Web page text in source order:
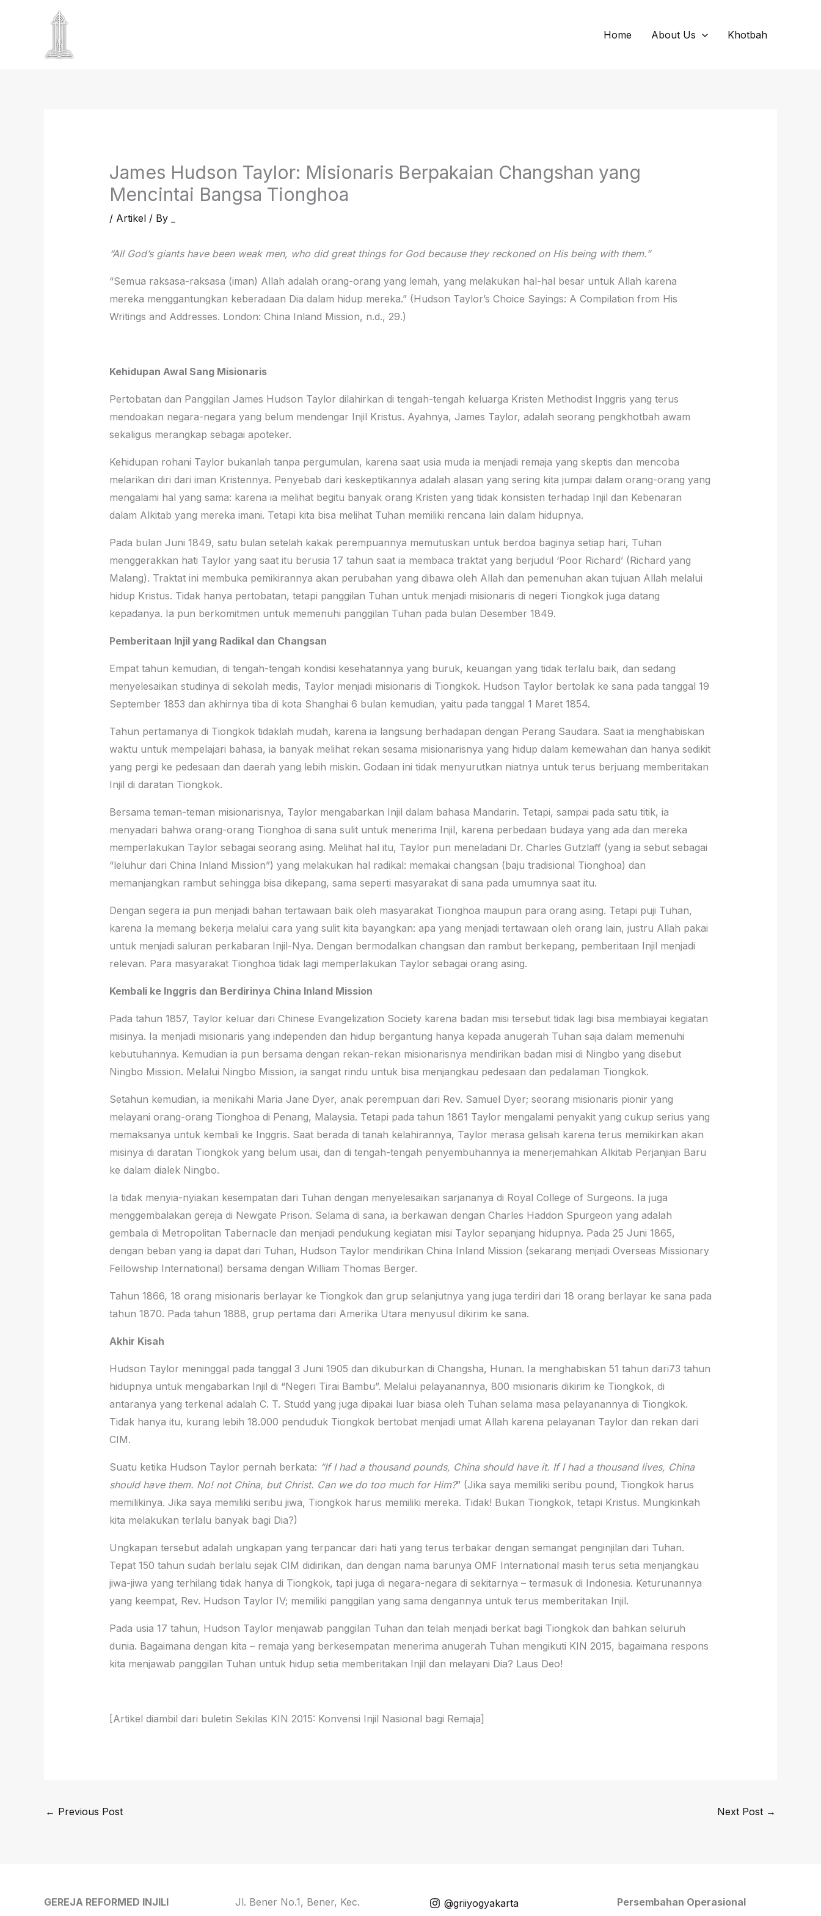
Home About Us Khotbah
James Hudson Taylor: Misionaris Berpakaian Changshan yang
Mencintai Bangsa Tionghoa
/ Artikel/ By
“All God’s giants have been weak men, who did great things for God because they reckoned on His being with them.”
“Semua raksasa-raksasa (iman) Allah adalah orang-orang yang lemah, yang melakukan hal-hal besar untuk Allah karena
mereka menggantungkan keberadaan Dia dalam hidup mereka.” (Hudson Taylor’s Choice Sayings: A Compilation from His
Writings and Addresses. London: China Inland Mission, n.d., 29.)
Kehidupan Awal Sang Misionaris
Pertobatan dan Panggilan James Hudson Taylor dilahirkan di tengah-tengah keluarga Kristen Methodist Inggris yang terus
mendoakan negara-negara yang belum mendengar Injil Kristus. Ayahnya, James Taylor, adalah seorang pengkhotbah awam
sekaligus merangkap sebagai apoteker.
Kehidupan rohani Taylor bukanlah tanpa pergumulan, karena saat usia muda ia menjadi remaja yang skeptis dan mencoba
melarikan diri dari iman Kristennya. Penyebab dari keskeptikannya adalah alasan yang sering kita jumpai dalam orang-orang yang
mengalami hal yang sama: karena ia melihat begitu banyak orang Kristen yang tidak konsisten terhadap Injil dan Kebenaran
dalam Alkitab yang mereka imani. Tetapi kita bisa melihat Tuhan memiliki rencana lain dalam hidupnya.
Pada bulan Juni 1849, satu bulan setelah kakak perempuannya memutuskan untuk berdoa baginya setiap hari, Tuhan
menggerakkan hati Taylor yang saat itu berusia 17 tahun saat ia membaca traktat yang berjudul ‘Poor Richard’ (Richard yang
Malang). Traktat ini membuka pemikirannya akan perubahan yang dibawa oleh Allah dan pemenuhan akan tujuan Allah melalui
hidup Kristus. Tidak hanya pertobatan, tetapi panggilan Tuhan untuk menjadi misionaris di negeri Tiongkok juga datang
kepadanya. Ia pun berkomitmen untuk memenuhi panggilan Tuhan pada bulan Desember 1849.
Pemberitaan Injil yang Radikal dan Changsan
Empat tahun kemudian, di tengah-tengah kondisi kesehatannya yang buruk, keuangan yang tidak terlalu baik, dan sedang
menyelesaikan studinya di sekolah medis, Taylor menjadi misionaris di Tiongkok. Hudson Taylor bertolak ke sana pada tanggal 19
September 1853 dan akhirnya tiba di kota Shanghai 6 bulan kemudian, yaitu pada tanggal 1 Maret 1854.
Tahun pertamanya di Tiongkok tidaklah mudah, karena ia langsung berhadapan dengan Perang Saudara. Saat ia menghabiskan
waktu untuk mempelajari bahasa, ia banyak melihat rekan sesama misionarisnya yang hidup dalam kemewahan dan hanya sedikit
yang pergi ke pedesaan dan daerah yang lebih miskin. Godaan ini tidak menyurutkan niatnya untuk terus berjuang memberitakan
Injil di daratan Tiongkok.
Bersama teman-teman misionarisnya, Taylor mengabarkan Injil dalam bahasa Mandarin. Tetapi, sampai pada satu titik, ia
menyadari bahwa orang-orang Tionghoa di sana sulit untuk menerima Injil, karena perbedaan budaya yang ada dan mereka
memperlakukan Taylor sebagai seorang asing. Melihat hal itu, Taylor pun meneladani Dr. Charles Gutzlaff (yang ia sebut sebagai
“leluhur dari China Inland Mission”) yang melakukan hal radikal: memakai changsan (baju tradisional Tionghoa) dan
memanjangkan rambut sehingga bisa dikepang, sama seperti masyarakat di sana pada umumnya saat itu.
Dengan segera ia pun menjadi bahan tertawaan baik oleh masyarakat Tionghoa maupun para orang asing. Tetapi puji Tuhan,
karena Ia memang bekerja melalui cara yang sulit kita bayangkan: apa yang menjadi tertawaan oleh orang lain, justru Allah pakai
untuk menjadi saluran perkabaran Injil-Nya. Dengan bermodalkan changsan dan rambut berkepang, pemberitaan Injil menjadi
relevan. Para masyarakat Tionghoa tidak lagi memperlakukan Taylor sebagai orang asing.
Kembali ke Inggris dan Berdirinya China Inland Mission
Pada tahun 1857, Taylor keluar dari Chinese Evangelization Society karena badan misi tersebut tidak lagi bisa membiayai kegiatan
misinya. Ia menjadi misionaris yang independen dan hidup bergantung hanya kepada anugerah Tuhan saja dalam memenuhi
kebutuhannya. Kemudian ia pun bersama dengan rekan-rekan misionarisnya mendirikan badan misi di Ningbo yang disebut
Ningbo Mission. Melalui Ningbo Mission, ia sangat rindu untuk bisa menjangkau pedesaan dan pedalaman Tiongkok.
Setahun kemudian, ia menikahi Maria Jane Dyer, anak perempuan dari Rev. Samuel Dyer; seorang misionaris pionir yang
melayani orang-orang Tionghoa di Penang, Malaysia. Tetapi pada tahun 1861 Taylor mengalami penyakit yang cukup serius yang
memaksanya untuk kembali ke Inggris. Saat berada di tanah kelahirannya, Taylor merasa gelisah karena terus memikirkan akan
misinya di daratan Tiongkok yang belum usai, dan di tengah-tengah penyembuhannya ia menerjemahkan Alkitab Perjanjian Baru
ke dalam dialek Ningbo.
Ia tidak menyia-nyiakan kesempatan dari Tuhan dengan menyelesaikan sarjananya di Royal College of Surgeons. Ia juga
menggembalakan gereja di Newgate Prison. Selama di sana, ia berkawan dengan Charles Haddon Spurgeon yang adalah
gembala di Metropolitan Tabernacle dan menjadi pendukung kegiatan misi Taylor sepanjang hidupnya. Pada 25 Juni 1865,
dengan beban yang ia dapat dari Tuhan, Hudson Taylor mendirikan China Inland Mission (sekarang menjadi Overseas Missionary
Fellowship International) bersama dengan William Thomas Berger.
Tahun 1866, 18 orang misionaris berlayar ke Tiongkok dan grup selanjutnya yang juga terdiri dari 18 orang berlayar ke sana pada
tahun 1870. Pada tahun 1888, grup pertama dari Amerika Utara menyusul dikirim ke sana.
Akhir Kisah
Hudson Taylor meninggal pada tanggal 3 Juni 1905 dan dikuburkan di Changsha, Hunan. Ia menghabiskan 51 tahun dari73 tahun
hidupnya untuk mengabarkan Injil di “Negeri Tirai Bambu”. Melalui pelayanannya, 800 misionaris dikirim ke Tiongkok, di
antaranya yang terkenal adalah C. T. Studd yang juga dipakai luar biasa oleh Tuhan selama masa pelayanannya di Tiongkok.
Tidak hanya itu, kurang lebih 18.000 penduduk Tiongkok bertobat menjadi umat Allah karena pelayanan Taylor dan rekan dari
CIM.
Suatu ketika Hudson Taylor pernah berkata: “If I had a thousand pounds, China should have it. If I had a thousand lives, China
should have them. No! not China, but Christ. Can we do too much for Him?” (Jika saya memiliki seribu pound, Tiongkok harus
memilikinya. Jika saya memiliki seribu jiwa, Tiongkok harus memiliki mereka. Tidak! Bukan Tiongkok, tetapi Kristus. Mungkinkah
kita melakukan terlalu banyak bagi Dia?)
Ungkapan tersebut adalah ungkapan yang terpancar dari hati yang terus terbakar dengan semangat penginjilan dari Tuhan.
Tepat 150 tahun sudah berlalu sejak CIM didirikan, dan dengan nama barunya OMF International masih terus setia menjangkau
jiwa-jiwa yang terhilang tidak hanya di Tiongkok, tapi juga di negara-negara di sekitarnya – termasuk di Indonesia. Keturunannya
yang keempat, Rev. Hudson Taylor IV; memiliki panggilan yang sama dengannya untuk terus memberitakan Injil.
Pada usia 17 tahun, Hudson Taylor menjawab panggilan Tuhan dan telah menjadi berkat bagi Tiongkok dan bahkan seluruh
dunia. Bagaimana dengan kita – remaja yang berkesempatan menerima anugerah Tuhan mengikuti KIN 2015, bagaimana respons
kita menjawab panggilan Tuhan untuk hidup setia memberitakan Injil dan melayani Dia? Laus Deo!
[Artikel diambil dari buletin Sekilas KIN 2015: Konvensi Injil Nasional bagi Remaja]
← Previous Post Next Post →
GEREJA REFORMED INJILI
Jl. Bener No.1, Bener, Kec.
@griiyogyakarta
Persembahan Operasional